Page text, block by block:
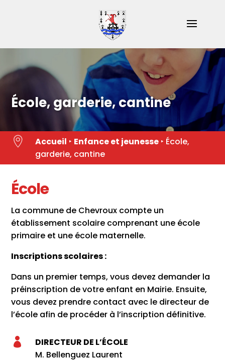
École, garderie, cantine
 Accueil ‣ Enfance et jeunesse‣ École,
garderie, cantine
École
La commune de Chevroux compte un
établissement scolaire comprenant une école
primaire et une école maternelle.
Inscriptions scolaires :
Dans un premier temps, vous devez demander la
préinscription de votre enfant en Mairie. Ensuite,
vous devez prendre contact avec le directeur de
l’école afin de procéder à l’inscription définitive.

DIRECTEUR DE L’ÉCOLE
M. Bellenguez Laurent